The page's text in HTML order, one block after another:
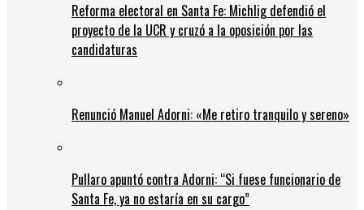
Reforma electoral en Santa Fe: Michlig defendió el
proyecto de la UCR y cruzó a la oposición por las
candidaturas
Renunció Manuel Adorni: «Me retiro tranquilo y sereno»
Pullaro apuntó contra Adorni: “Si fuese funcionario de
Santa Fe, ya no estaría en su cargo”